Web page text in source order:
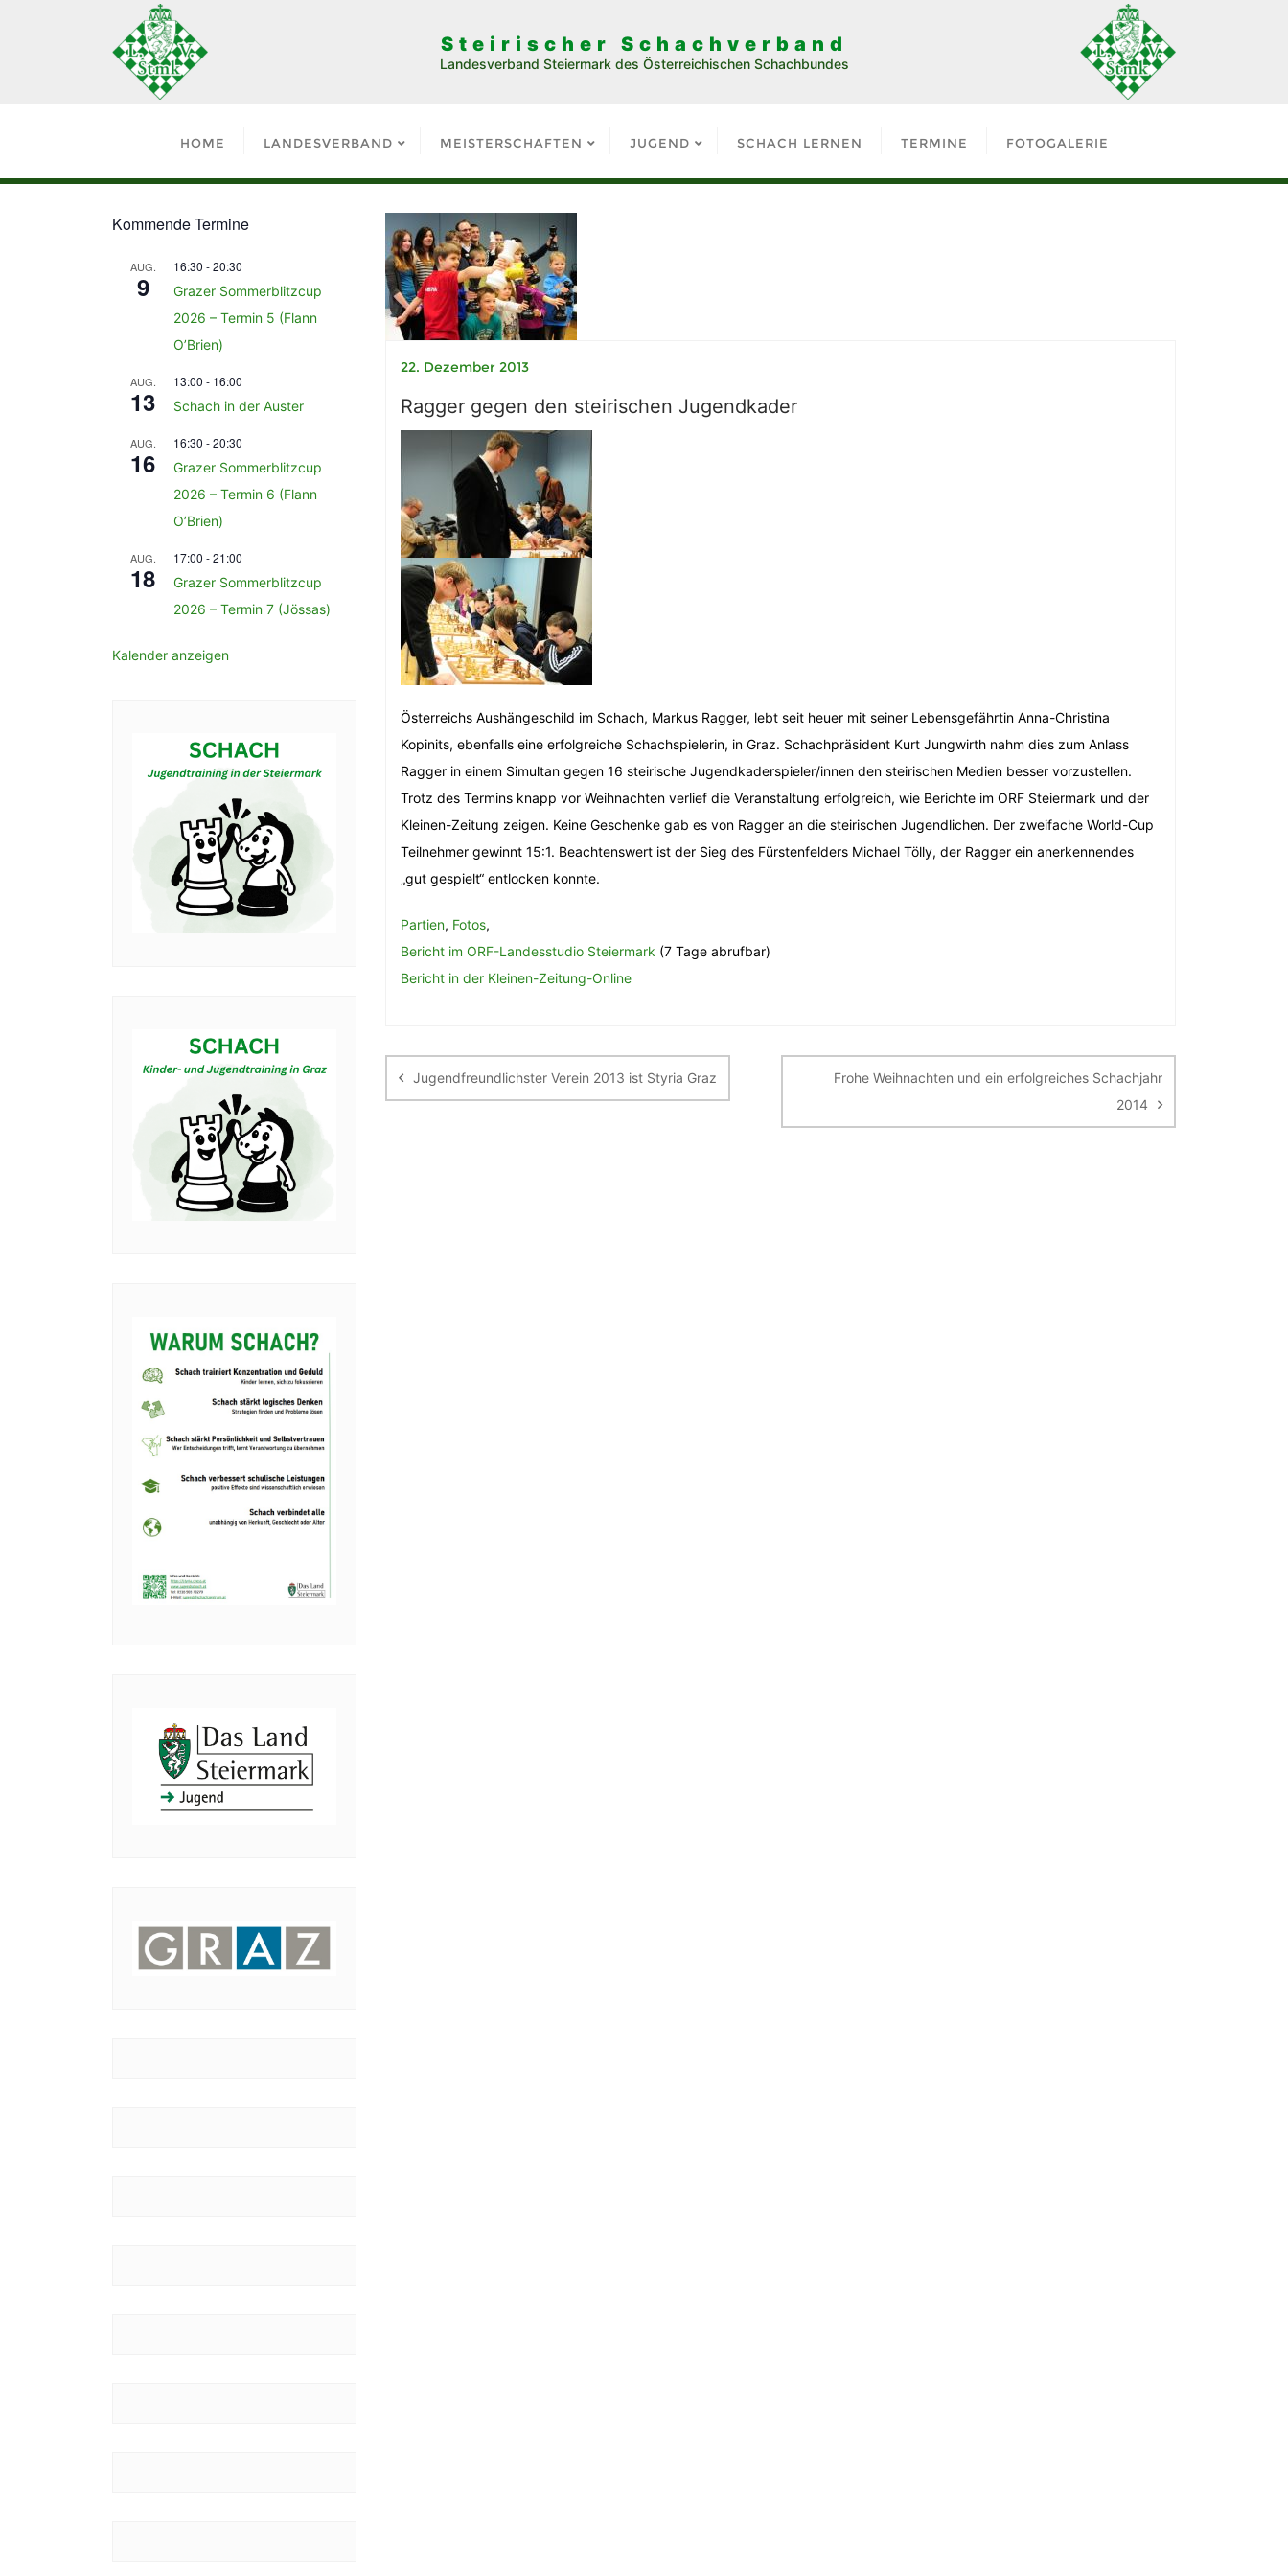
Steirischer Schachverband
Landesverband Steiermark des Österreichischen Schachbundes
HOME LANDESVERBAND MEISTERSCHAFTEN JUGEND SCHACH LERNEN TERMINE FOTOGALERIE
22. Dezember 2013
Ragger gegen den steirischen Jugendkader
Österreichs Aushängeschild im Schach, Markus Ragger, lebt seit heuer mit seiner Lebensgefährtin Anna-Christina
Kopinits, ebenfalls eine erfolgreiche Schachspielerin, in Graz. Schachpräsident Kurt Jungwirth nahm dies zum Anlass
Ragger in einem Simultan gegen 16 steirische Jugendkaderspieler/innen den steirischen Medien besser vorzustellen.
Trotz des Termins knapp vor Weihnachten verlief die Veranstaltung erfolgreich, wie Berichte im ORF Steiermark und der
Kleinen-Zeitung zeigen. Keine Geschenke gab es von Ragger an die steirischen Jugendlichen. Der zweifache World-Cup
Teilnehmer gewinnt 15:1. Beachtenswert ist der Sieg des Fürstenfelders Michael Tölly, der Ragger ein anerkennendes
„gut gespielt“ entlocken konnte.
Partien, Fotos,
Bericht im ORF-Landesstudio Steiermark (7 Tage abrufbar)
Bericht in der Kleinen-Zeitung-Online
Jugendfreundlichster Verein 2013 ist Styria Graz
Frohe Weihnachten und ein erfolgreiches Schachjahr
2014
Kommende Termine
AUG.
9
16:30 -20:30
Grazer Sommerblitzcup
2026 – Termin 5 (Flann
O’Brien)
AUG.
13
13:00 - 16:00
Schach in der Auster
AUG.
16
16:30 -20:30
Grazer Sommerblitzcup
2026 – Termin 6 (Flann
O’Brien)
AUG.
18
17:00 -21:00
Grazer Sommerblitzcup
2026 – Termin 7 (Jössas)
Kalender anzeigen